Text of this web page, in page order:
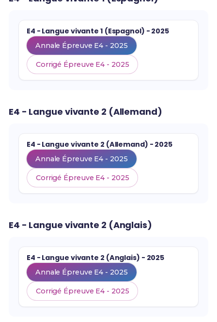
E4 - Langue vivante 1 (Espagnol) - 2025
Annale Épreuve E4 - 2025
Corrigé Épreuve E4 - 2025
E4 - Langue vivante 2 (Allemand)
E4 - Langue vivante 2 (Allemand) - 2025
Annale Épreuve E4 - 2025
Corrigé Épreuve E4 - 2025
E4 - Langue vivante 2 (Anglais)
E4 - Langue vivante 2 (Anglais) - 2025
Annale Épreuve E4 - 2025
Corrigé Épreuve E4 - 2025